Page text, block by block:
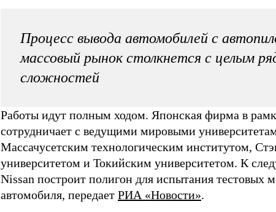
Процесс вывода автомобилей с
массовый рынок столкнется с целым
сложностей
Работы идут полным ходом. Японская фирма в
сотрудничает с ведущими мировыми
Массачусетским технологическим институтом,
университетом и Токийским университетом. К
Nissan построит полигон для испытания тестовых
автомобиля, передает РИА «Новости».